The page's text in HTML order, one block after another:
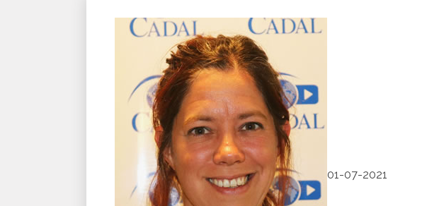
01-07-2021